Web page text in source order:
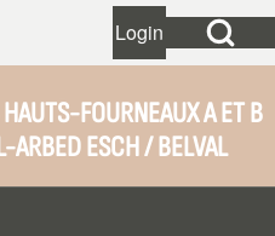
Open Search
User account
LoginOpen login
FOURNEAUX A ET B
ARBED ESCH / BELVAL